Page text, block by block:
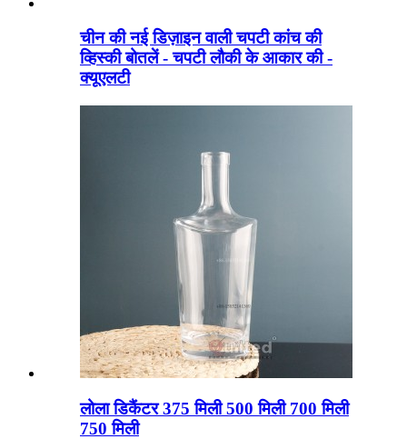
चीन की नई डिज़ाइन वाली चपटी कांच की
व्हिस्की बोतलें - चपटी लौकी के आकार की -
क्यूएलटी
लोला डिकैंटर 375 मिली 500 मिली 700 मिली
750 मिली